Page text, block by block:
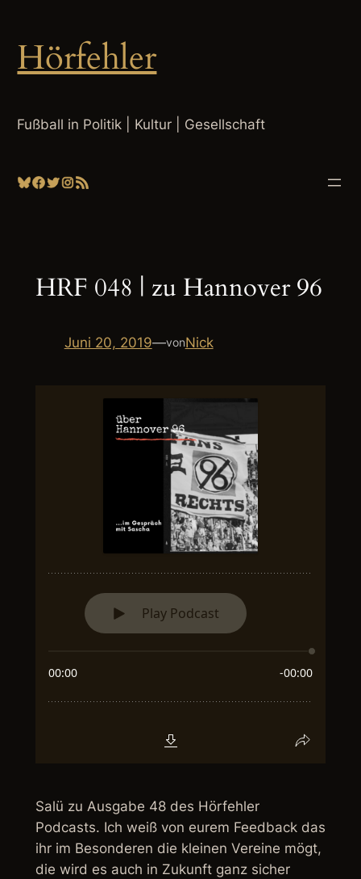
springen
Hörfehler
Fußball in Politik | Kultur | Gesellschaft
Bluesky
Facebook
Twitter
Instagram
RSS-Feed
HRF 048 | zu Hannover 96
Juni 20, 2019—vonNick
Salü zu Ausgabe 48 des Hörfehler
Podcasts. Ich weiß von eurem Feedback das
ihr im Besonderen die kleinen Vereine mögt,
die wird es auch in Zukunft ganz sicher